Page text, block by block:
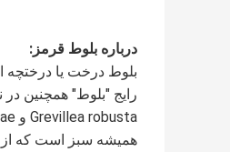
درباره بلوط قرمز:
همیشه سبز است که از